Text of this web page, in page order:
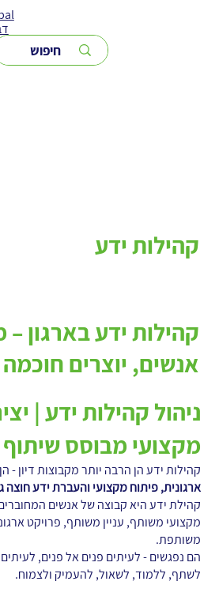
ניהול קהילות ידע |
מקצועי מבוסס שיתוף
קהילות ידע הן הרבה יותר מקבוצות דיון -
ארגונית, פיתוח מקצועי והעברת ידע חוצה
קהילת ידע היא קבוצה של אנשים
מקצועי משותף, עניין משותף, פרויקט
משותפת.
הם נפגשים - לעיתים פנים אל פנים,
לשתף, ללמוד, לשאול, להעמיק ולצמוח.
קהילות ידע
קהילות ידע בארגון
אנשים, יוצרים